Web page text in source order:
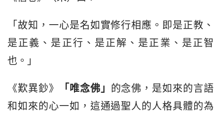
「故知，一心是名如實修行相應。即是正教、
是正義、是正行、是正解、是正業、是正智
也。」
《歎異鈔》 「唯念佛」 的念佛，是如來的言語
和如來的心一如，這通過聖人的人格具體的為